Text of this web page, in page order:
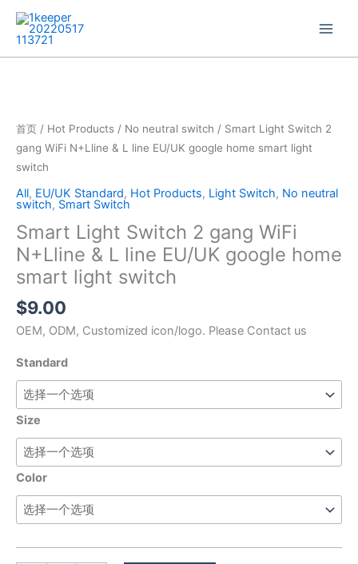
首页 / Hot Products / No neutral switch / Smart Light Switch 2
gang WiFi N+Lline & L line EU/UK google home smart light
switch
All, EU/UK Standard, Hot Products, Light Switch, No neutral
switch, Smart Switch
Smart Light Switch 2 gang WiFi
N+Lline & L line EU/UK google home
smart light switch
$9.00
OEM, ODM, Customized icon/logo. Please Contact us
Standard
Size
Color
2
gang
WiFi
&
line
EU/UK
google
home
smart
light
量